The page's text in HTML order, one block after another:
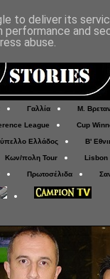
Γαλλία Μ.
League Cup
Ελλάδος Β'
Κων/πολη Tour Lisbon
Πρωτοσέλιδα
to deliver its
performance and
abuse.